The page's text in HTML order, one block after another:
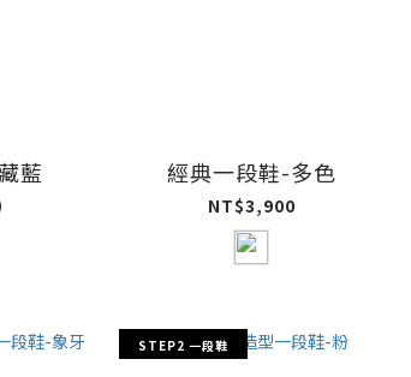
藍 經典一段鞋-多色
NT$3,900
STEP2 一段鞋